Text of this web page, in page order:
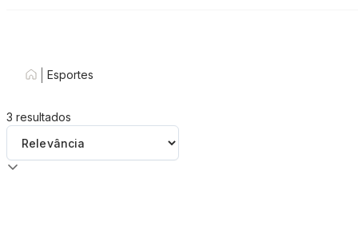
Esportes
3 resultados